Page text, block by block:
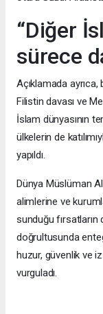
“Diğer
sürece
Açıklamada ayrıca,
Filistin davası ve
İslam dünyasının
ülkelerin de
yapıldı.
Dünya Müslüman
alimlerine ve
sunduğu
doğrultusunda
huzur, güvenlik ve
vurguladı.